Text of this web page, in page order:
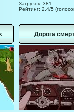
Загрузок: 381
Рейтинг: 2.4/5
Дорога